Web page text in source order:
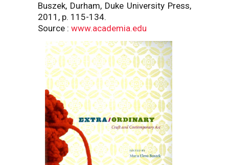
Buszek, Durham, Duke University Press,
2011, p. 115-134.
Source : www.academia.edu